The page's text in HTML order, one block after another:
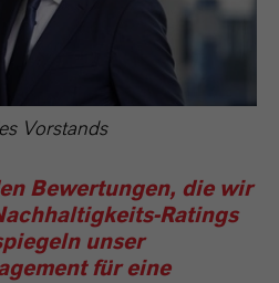
Vorstands
Bewertungen, die wir
Ratings
unser
für eine